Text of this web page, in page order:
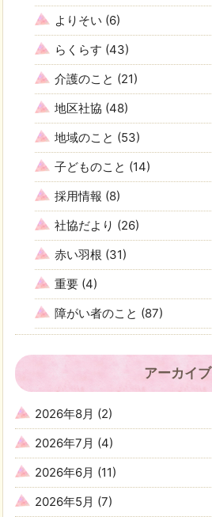
よりそい (6)
らくらす (43)
介護のこと (21)
地区社協 (48)
地域のこと (53)
子どものこと (14)
採用情報 (8)
社協だより (26)
赤い羽根 (31)
重要 (4)
障がい者のこと (87)
アーカイブ
2026年8月 (2)
2026年7月 (4)
2026年6月 (11)
2026年5月 (7)